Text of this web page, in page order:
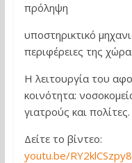
πρόληψη
υποστηρικτικό
περιφέρειες της
Η λειτουργία του
κοινότητα:
γιατρούς και πολίτες.
Δείτε το βίντεο:
youtu.be/RY2klCSzpy8